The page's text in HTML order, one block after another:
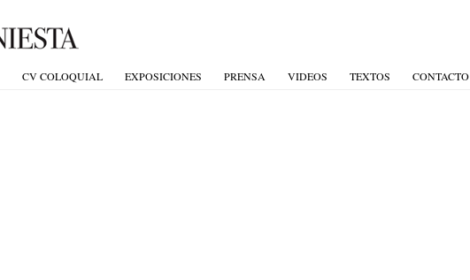
CV COLOQUIAL EXPOSICIONES PRENSA VIDEOS TEXTOS CONTACTO